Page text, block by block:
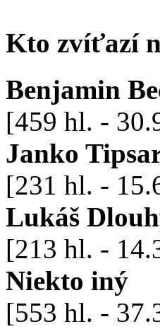
Kto zvíťazí
Benjamin
[459 hl. -
Janko
[231 hl. -
Lukáš
[213 hl. -
Niekto iný
[553 hl. -